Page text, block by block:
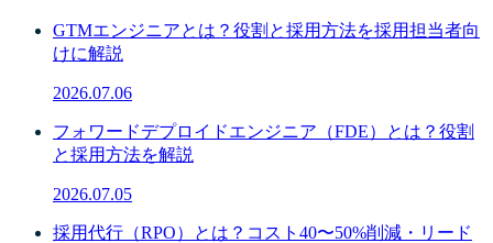
GTMエンジニアとは？役割と採用方法を採用担当者向
けに解説
2026.07.06
フォワードデプロイドエンジニア（FDE）とは？役割
と採用方法を解説
2026.07.05
採用代行（RPO）とは？コスト40〜50%削減・リード